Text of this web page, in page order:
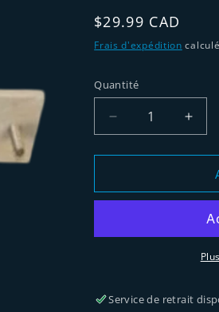
Prix
habituel
$29.99 CAD
Frais d'expédition
Quantité
Réduire
la
quantité
Support
pour
la
pour
Service de retrait